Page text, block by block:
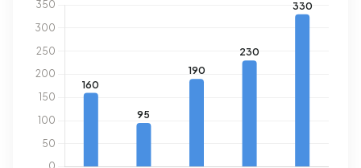
geregistreerd energielabel. De meest voorkomende
labels zijn C (44%), A (25%) en B (18%). Gemiddeld
verbruikt een adres in Blokker - Buurt 31 03 2.570 kWh aan
elektriciteit per jaar. Daarmee ligt het 9% lager dan het
landelijke gemiddelde van 2.810 kWh. Met een jaarlijkse
verbruik van 930 m³ per adres ligt het aardgasverbruik 27%